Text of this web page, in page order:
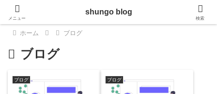
ホーム ブログ
ブログ
ブログ ブログ
メニュー
shungo blog
検索